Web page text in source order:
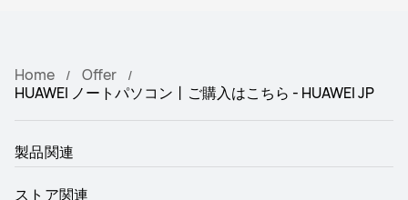
Home
Offer
HUAWEI ノートパソコン丨ご購入はこちら - HUAWEI JP
製品関連
ストア関連